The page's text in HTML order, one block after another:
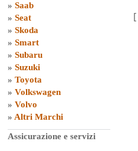
» Saab
» Seat
» Skoda
» Smart
» Subaru
» Suzuki
» Toyota
» Volkswagen
» Volvo
» Altri Marchi
Assicurazione e servizi
[